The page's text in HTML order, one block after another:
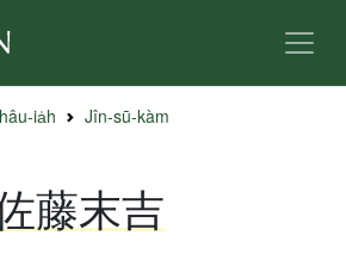
ia̍h Jîn-sū-kàm
藤末吉